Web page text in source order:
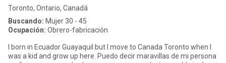
Toronto, Ontario, Canadá
Buscando: Mujer 30 - 45
Ocupación: Obrero-fabricación
I born in Ecuador Guayaquil but I move to Canada Toronto when I
was a kid and grow up here. Puedo decir maravillas de mi persona